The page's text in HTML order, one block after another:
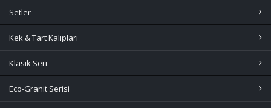
Setler
Kek & Tart Kalıpları
Klasik Seri
Eco-Granit Serisi